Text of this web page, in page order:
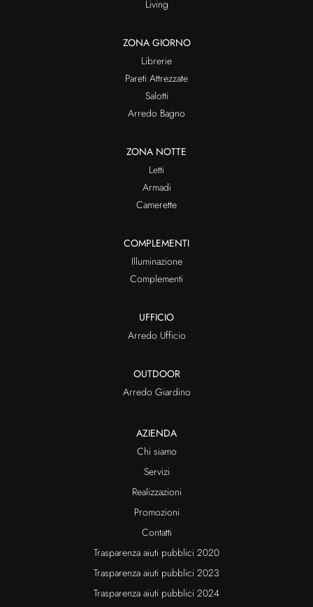
Living
ZONA GIORNO
Librerie
Pareti Attrezzate
Salotti
Arredo Bagno
ZONA NOTTE
Letti
Armadi
Camerette
COMPLEMENTI
Illuminazione
Complementi
UFFICIO
Arredo Ufficio
OUTDOOR
Arredo Giardino
AZIENDA
Chi siamo
Servizi
Realizzazioni
Promozioni
Contatti
Trasparenza aiuti pubblici 2020
Trasparenza aiuti pubblici 2023
Trasparenza aiuti pubblici 2024